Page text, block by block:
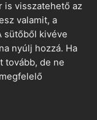
is visszatehető az
valamit, a
sütőből kivéve
nyúlj hozzá. Ha
tovább, de ne